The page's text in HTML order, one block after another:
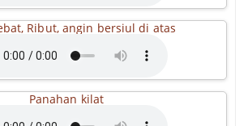
Ribut, angin bersiul di atas
Panahan kilat